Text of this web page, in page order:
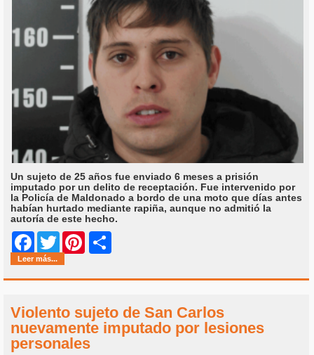
Un sujeto de 25 años fue enviado 6 meses a prisión
imputado por un delito de receptación. Fue intervenido por
la Policía de Maldonado a bordo de una moto que días antes
habían hurtado mediante rapiña, aunque no admitió la
autoría de este hecho.
Facebook
Twitter Pinterest
Leer más...
Violento sujeto de San Carlos
nuevamente imputado por lesiones
personales